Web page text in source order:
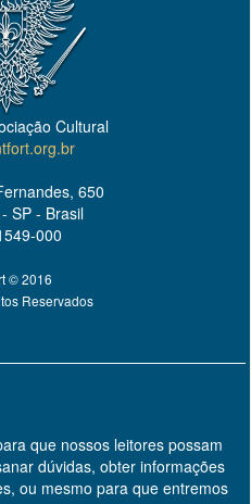
Cultural
650
SP - Brasil
000
© 2016
Reservados
que nossos leitores possam
dúvidas, obter informações
ou mesmo para que entremos